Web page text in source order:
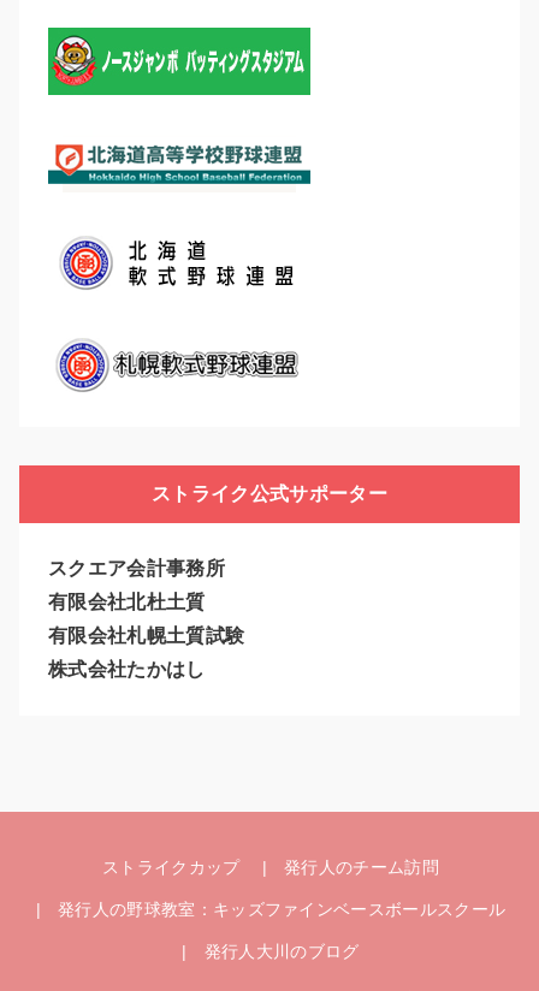
ストライク公式サポーター
スクエア会計事務所
有限会社北杜土質
有限会社札幌土質試験
株式会社たかはし
ストライクカップ 発行人のチーム訪問
発行人の野球教室：キッズファインベースボールスクール
発行人大川のブログ